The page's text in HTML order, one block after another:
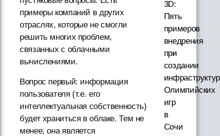
примеры компаний в других
отраслях, которые не смогли
решить многих проблем,
связанных с облачными
вычислениями.
Вопрос первый: информация
пользователя (т.е. его
интеллектуальная собственность)
будет храниться в облаке. Тем не
менее, она является
3D:
Пять
примеров
внедрения
при
создании
Олимпийских
игр
в
Сочи